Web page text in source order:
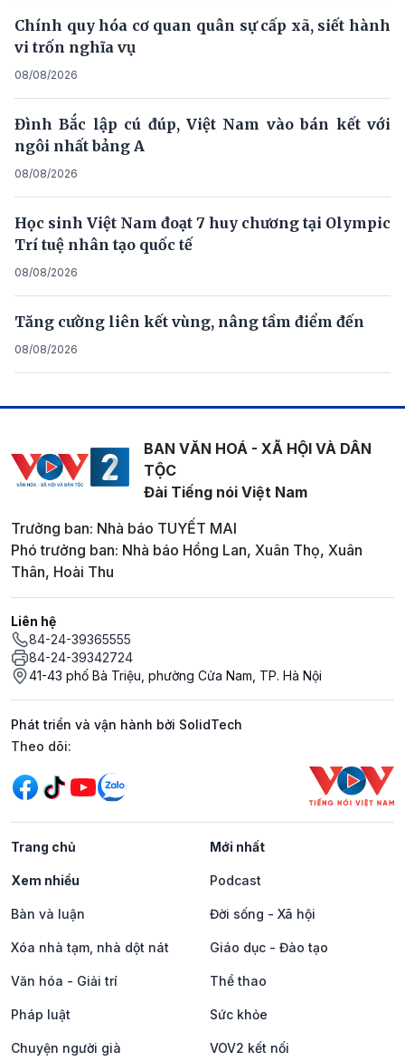
Chính quy hóa cơ quan quân sự cấp xã, siết hành
vi trốn nghĩa vụ
08/08/2026
Đình Bắc lập cú đúp, Việt Nam vào bán kết với
ngôi nhất bảng A
08/08/2026
Học sinh Việt Nam đoạt 7 huy chương tại Olympic
Trí tuệ nhân tạo quốc tế
08/08/2026
Tăng cường liên kết vùng, nâng tầm điểm đến
08/08/2026
BAN VĂN HOÁ - XÃ HỘI VÀ DÂN
TỘC
Đài Tiếng nói Việt Nam
Trưởng ban: Nhà báo TUYẾT MAI
Phó trưởng ban: Nhà báo Hồng Lan, Xuân Thọ, Xuân
Thân, Hoài Thu
Liên hệ
84-24-39365555
84-24-39342724
41-43 phố Bà Triệu, phường Cửa Nam, TP. Hà Nội
Phát triển và vận hành bởi SolidTech
Mạng xã hội
Theo dõi:
Trang chủ Mới nhất
Xem nhiều Podcast
Bàn và luận Đời sống - Xã hội
Xóa nhà tạm, nhà dột nát Giáo dục - Đào tạo
Văn hóa - Giải trí Thể thao
Pháp luật Sức khỏe
Chuyện người già VOV2 kết nối